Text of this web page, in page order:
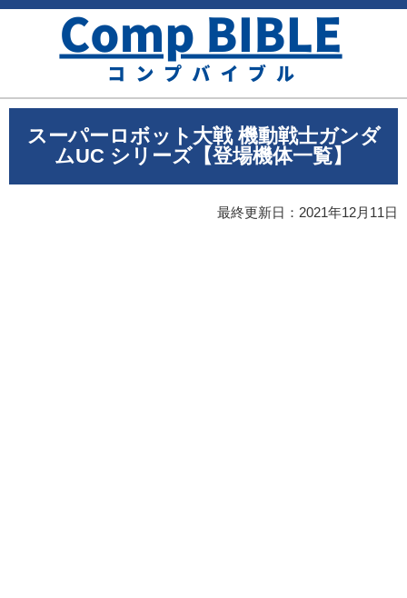
スーパーロボット大戦 機動戦士ガンダ
ムUC シリーズ【登場機体一覧】
最終更新日： 2021年12月11日